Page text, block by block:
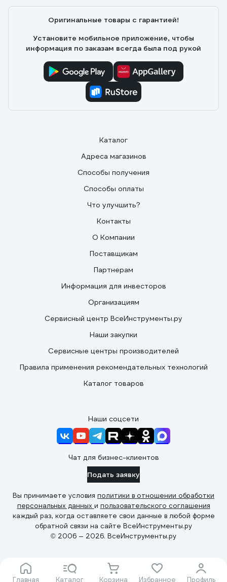
Главная Каталог Корзина Избранное Профиль
Оригинальные товары с гарантией!
Установите мобильное приложение, чтобы
информация по заказам всегда была под рукой
Каталог
Адреса магазинов
Способы получения
Способы оплаты
Что улучшить?
Контакты
О Компании
Поставщикам
Партнерам
Информация для инвесторов
Организациям
Сервисный центр ВсеИнструменты.ру
Наши закупки
Сервисные центры производителей
Правила применения рекомендательных технологий
Каталог товаров
Наши соцсети
Чат для бизнес-клиентов
Подать заявку
Вы принимаете условия политики в отношении обработки
персональных данных и пользовательского соглашения
каждый раз, когда оставляете свои данные в любой форме
обратной связи на сайте ВсеИнструменты.ру
© 2006 — 2026. ВсеИнструменты.ру